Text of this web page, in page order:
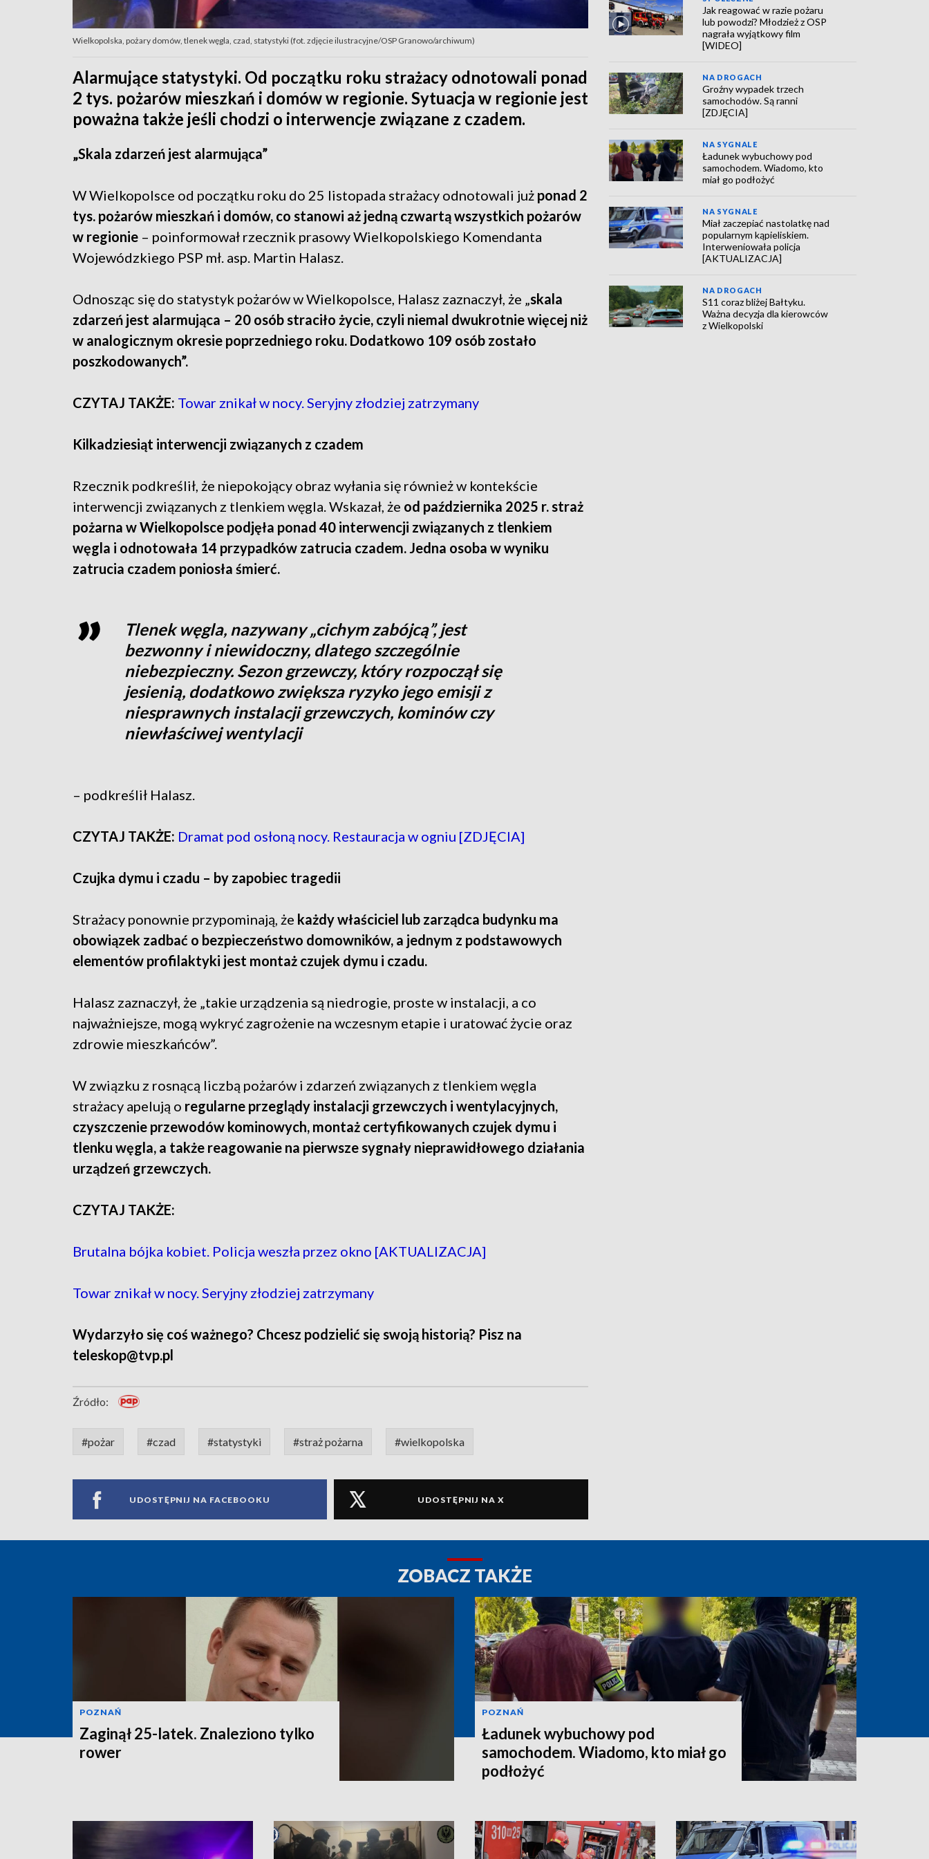
Wielkopolska, pożary domów, tlenek węgla, czad, statystyki (fot. zdjęcie ilustracyjne/OSP Granowo/archiwum)
Alarmujące statystyki. Od początku roku strażacy odnotowali ponad
2 tys. pożarów mieszkań i domów w regionie. Sytuacja w regionie jest
poważna także jeśli chodzi o interwencje związane z czadem.
„Skala zdarzeń jest alarmująca”
W Wielkopolsce od początku roku do 25 listopada strażacy odnotowali już ponad 2
tys. pożarów mieszkań i domów, co stanowi aż jedną czwartą wszystkich pożarów
w regionie – poinformował rzecznik prasowy Wielkopolskiego Komendanta
Wojewódzkiego PSP mł. asp. Martin Halasz.
Odnosząc się do statystyk pożarów w Wielkopolsce, Halasz zaznaczył, że „skala
zdarzeń jest alarmująca – 20 osób straciło życie, czyli niemal dwukrotnie więcej niż
w analogicznym okresie poprzedniego roku. Dodatkowo 109 osób zostało
poszkodowanych”.
CZYTAJ TAKŻE: Towar znikał w nocy. Seryjny złodziej zatrzymany
Kilkadziesiąt interwencji związanych z czadem
Rzecznik podkreślił, że niepokojący obraz wyłania się również w kontekście
interwencji związanych z tlenkiem węgla. Wskazał, że od października 2025 r. straż
pożarna w Wielkopolsce podjęła ponad 40 interwencji związanych z tlenkiem
węgla i odnotowała 14 przypadków zatrucia czadem. Jedna osoba w wyniku
zatrucia czadem poniosła śmierć.
Tlenek węgla, nazywany „cichym zabójcą”, jest
bezwonny i niewidoczny, dlatego szczególnie
niebezpieczny. Sezon grzewczy, który rozpoczął się
jesienią, dodatkowo zwiększa ryzyko jego emisji z
niesprawnych instalacji grzewczych, kominów czy
niewłaściwej wentylacji
– podkreślił Halasz.
CZYTAJ TAKŻE: Dramat pod osłoną nocy. Restauracja w ogniu [ZDJĘCIA]
Czujka dymu i czadu – by zapobiec tragedii
Strażacy ponownie przypominają, że każdy właściciel lub zarządca budynku ma
obowiązek zadbać o bezpieczeństwo domowników, a jednym z podstawowych
elementów profilaktyki jest montaż czujek dymu i czadu.
Halasz zaznaczył, że „takie urządzenia są niedrogie, proste w instalacji, a co
najważniejsze, mogą wykryć zagrożenie na wczesnym etapie i uratować życie oraz
zdrowie mieszkańców”.
W związku z rosnącą liczbą pożarów i zdarzeń związanych z tlenkiem węgla
strażacy apelują o regularne przeglądy instalacji grzewczych i wentylacyjnych,
czyszczenie przewodów kominowych, montaż certyfikowanych czujek dymu i
tlenku węgla, a także reagowanie na pierwsze sygnały nieprawidłowego działania
urządzeń grzewczych.
CZYTAJ TAKŻE:
Brutalna bójka kobiet. Policja weszła przez okno [AKTUALIZACJA]
Towar znikał w nocy. Seryjny złodziej zatrzymany
Wydarzyło się coś ważnego? Chcesz podzielić się swoją historią? Pisz na
teleskop@tvp.pl
Źródło:
#pożar #czad #statystyki #straż pożarna #wielkopolska
UDOSTĘPNIJ NA FACEBOOKU UDOSTĘPNIJ NA X
Jak reagować w razie pożaru
lub powodzi? Młodzież z OSP
nagrała wyjątkowy film
[WIDEO]
NA DROGACH
Groźny wypadek trzech
samochodów. Są ranni
[ZDJĘCIA]
NA SYGNALE
Ładunek wybuchowy pod
samochodem. Wiadomo, kto
miał go podłożyć
NA SYGNALE
Miał zaczepiać nastolatkę nad
popularnym kąpieliskiem.
Interweniowała policja
[AKTUALIZACJA]
NA DROGACH
S11 coraz bliżej Bałtyku.
Ważna decyzja dla kierowców
z Wielkopolski
ZOBACZ TAKŻE
POZNAŃ
Zaginął 25-latek. Znaleziono tylko
rower
POZNAŃ
Ładunek wybuchowy pod
samochodem. Wiadomo, kto miał go
podłożyć